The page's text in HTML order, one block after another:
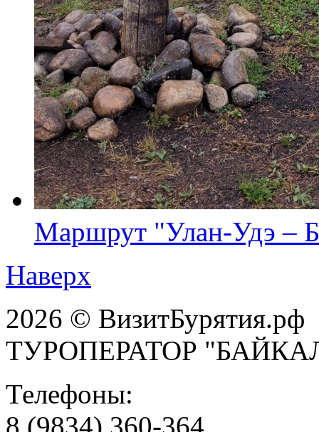
Маршрут "Улан-Удэ –
Наверх
2026 © ВизитБурятия.рф
ТУРОПЕРАТОР
Телефоны:
8 (9834) 360-364